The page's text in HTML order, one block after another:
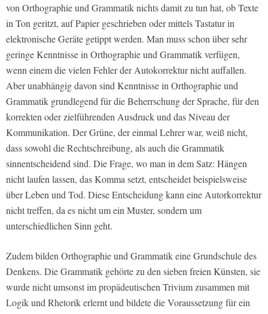
von Orthographie und Grammatik nichts damit zu tun hat, ob Texte
in Ton geritzt, auf Papier geschrieben oder mittels Tastatur in
elektronische Geräte getippt werden. Man muss schon über sehr
geringe Kenntnisse in Orthographie und Grammatik verfügen,
wenn einem die vielen Fehler der Autokorrektur nicht auffallen.
Aber unabhängig davon sind Kenntnisse in Orthographie und
Grammatik grundlegend für die Beherrschung der Sprache, für den
korrekten oder zielführenden Ausdruck und das Niveau der
Kommunikation. Der Grüne, der einmal Lehrer war, weiß nicht,
dass sowohl die Rechtschreibung, als auch die Grammatik
sinnentscheidend sind. Die Frage, wo man in dem Satz: Hängen
nicht laufen lassen, das Komma setzt, entscheidet beispielsweise
über Leben und Tod. Diese Entscheidung kann eine Autorkorrektur
nicht treffen, da es nicht um ein Muster, sondern um
unterschiedlichen Sinn geht.
Zudem bilden Orthographie und Grammatik eine Grundschule des
Denkens. Die Grammatik gehörte zu den sieben freien Künsten, sie
wurde nicht umsonst im propädeutischen Trivium zusammen mit
Logik und Rhetorik erlernt und bildete die Voraussetzung für ein